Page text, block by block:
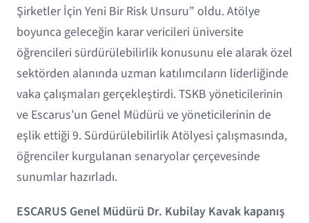
Şirketler İçin Yeni Bir Risk Unsuru” oldu. Atölye
boyunca geleceğin karar vericileri üniversite
öğrencileri sürdürülebilirlik konusunu ele alarak özel
sektörden alanında uzman katılımcıların liderliğinde
vaka çalışmaları gerçekleştirdi. TSKB yöneticilerinin
ve Escarus’un Genel Müdürü ve yöneticilerinin de
eşlik ettiği 9. Sürdürülebilirlik Atölyesi çalışmasında,
öğrenciler kurgulanan senaryolar çerçevesinde
sunumlar hazırladı.
ESCARUS Genel Müdürü Dr. Kubilay Kavak kapanış